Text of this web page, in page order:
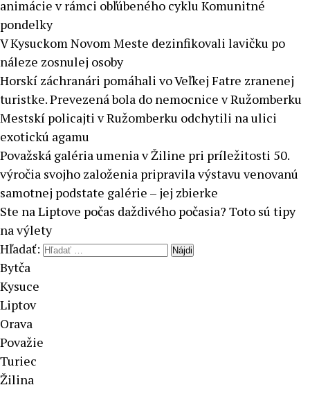
animácie v rámci obľúbeného cyklu Komunitné
pondelky
V Kysuckom Novom Meste dezinfikovali lavičku po
náleze zosnulej osoby
Horskí záchranári pomáhali vo Veľkej Fatre zranenej
turistke. Prevezená bola do nemocnice v Ružomberku
Mestskí policajti v Ružomberku odchytili na ulici
exotickú agamu
Považská galéria umenia v Žiline pri príležitosti 50.
výročia svojho založenia pripravila výstavu venovanú
samotnej podstate galérie – jej zbierke
Ste na Liptove počas daždivého počasia? Toto sú tipy
na výlety
Hľadať:
Bytča
Kysuce
Liptov
Orava
Považie
Turiec
Žilina